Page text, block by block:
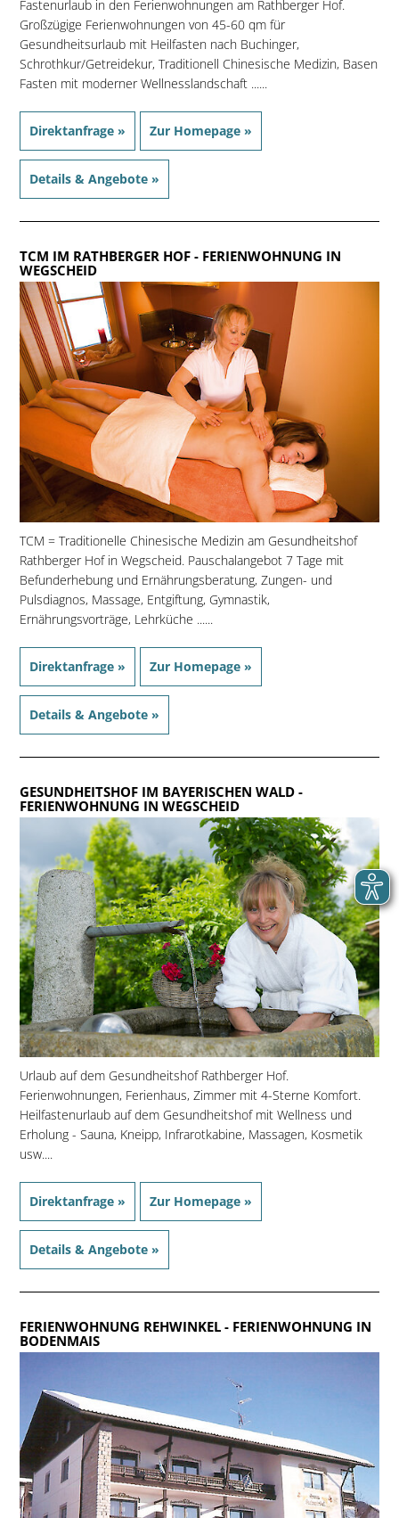
Fastenurlaub in den Ferienwohnungen am Rathberger Hof.
Großzügige Ferienwohnungen von 45-60 qm für
Gesundheitsurlaub mit Heilfasten nach Buchinger,
Schrothkur/Getreidekur, Traditionell Chinesische Medizin, Basen
Fasten mit moderner Wellnesslandschaft ......
Direktanfrage » Zur Homepage »
Details & Angebote »
TCM IM RATHBERGER HOF- FERIENWOHNUNG IN
WEGSCHEID
TCM = Traditionelle Chinesische Medizin am Gesundheitshof
Rathberger Hof in Wegscheid. Pauschalangebot 7 Tage mit
Befunderhebung und Ernährungsberatung, Zungen- und
Pulsdiagnos, Massage, Entgiftung, Gymnastik,
Ernährungsvorträge, Lehrküche ......
Direktanfrage » Zur Homepage »
Details & Angebote »
GESUNDHEITSHOF IM BAYERISCHEN WALD-
FERIENWOHNUNG IN WEGSCHEID
Urlaub auf dem Gesundheitshof Rathberger Hof.
Ferienwohnungen, Ferienhaus, Zimmer mit 4-Sterne Komfort.
Heilfastenurlaub auf dem Gesundheitshof mit Wellness und
Erholung - Sauna, Kneipp, Infrarotkabine, Massagen, Kosmetik
usw....
Direktanfrage » Zur Homepage »
Details & Angebote »
FERIENWOHNUNG REHWINKEL- FERIENWOHNUNG IN
BODENMAIS